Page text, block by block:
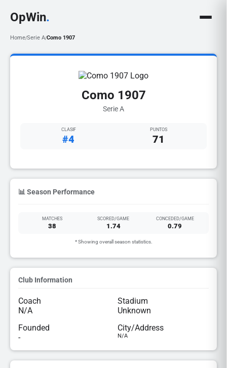
OpWin.
Home/Serie A/Como 1907
Como 1907
Serie A
CLASIF
#4
PUNTOS
71
📊 Season Performance
MATCHES
38
SCORED/GAME
1.74
CONCEDED/GAME
0.79
* Showing overall season statistics.
Club Information
Coach
N/A
Stadium
Unknown
Founded
-
City/Address
N/A